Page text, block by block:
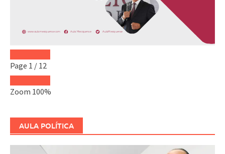
Page 1 / 12
Zoom 100%
AULA POLÍTICA